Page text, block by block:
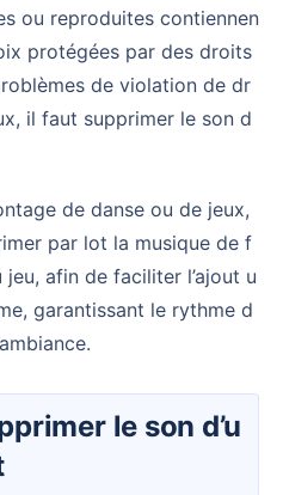
protégées par des droits
de violation de dr
il faut supprimer le son d
par lot la musique de f
afin de faciliter l’ajout u
garantissant le rythme d